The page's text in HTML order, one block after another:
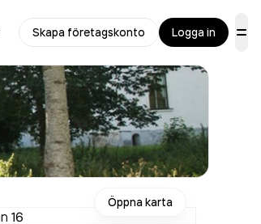
Skapa företagskonto Logga in
Öppna karta